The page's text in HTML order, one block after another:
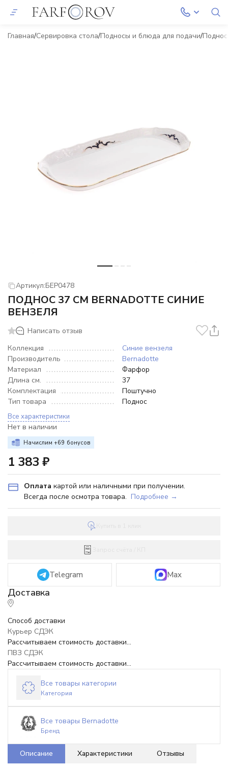
Главная Сервировка стола Подносы и блюда для подачи
Артикул:БЕР0478
ПОДНОС 37 СМ BERNADOTTE СИНИЕ
ВЕНЗЕЛЯ
Написать отзыв
Коллекция
Синие вензеля
Производитель
Bernadotte
Материал
Фарфор
Длина см.
37
Комплектация
Поштучно
Тип товара
Поднос
Все характеристики
Нет в наличии
Начислим +69 бонусов
1 383 ₽
Оплата картой или наличными при получении.
Всегда после осмотра товара. Подробнее →
Telegram Max
Способ доставки
Курьер СДЭК
Рассчитываем стоимость доставки...
ПВЗ СДЭК
Рассчитываем стоимость доставки...
Все товары категории
Категория
Все товары Bernadotte
Бренд
Описание Характеристики Отзывы